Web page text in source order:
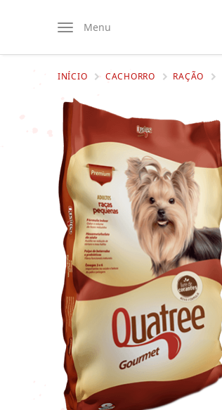
Menu
INÍCIO CACHORRO RAÇÃO